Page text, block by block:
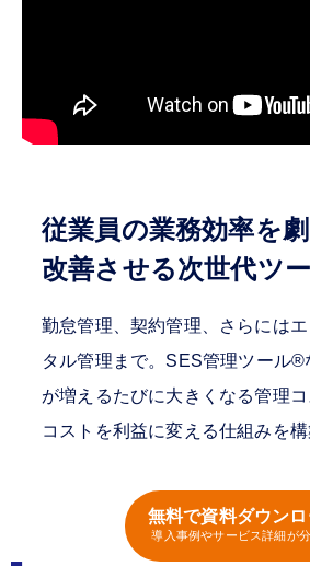
従業員の業務効率を
改善させる次世代ツ
勤怠管理、契約管理、さらには
タル管理まで。SES管理ツール®
が増えるたびに大きくなる管理コ
コストを利益に変える仕組みを構
無料で資料ダウン
導入事例やサービス詳細が